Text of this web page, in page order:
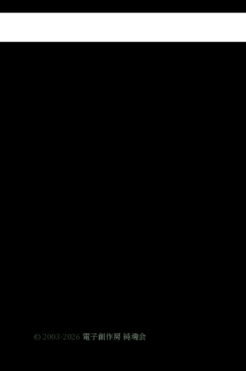
© 2003-2026 電子創作房 純魂会